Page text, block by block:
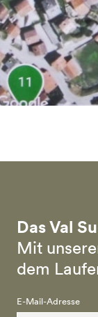
Das Val
Mit
dem
E-Mail-Adresse